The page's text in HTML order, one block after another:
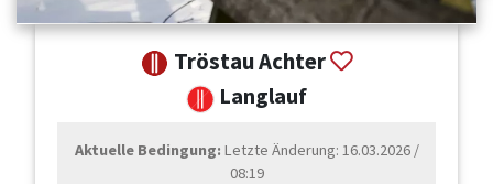
Tröstau Achter
Langlauf
Aktuelle Bedingung: Letzte Änderung: 16.03.2026 /
08:19